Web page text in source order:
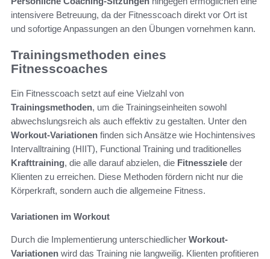
intensivere Betreuung, da der Fitnesscoach direkt vor Ort ist
und sofortige Anpassungen an den Übungen vornehmen kann.
Trainingsmethoden eines
Fitnesscoaches
Ein Fitnesscoach setzt auf eine Vielzahl von
Trainingsmethoden, um die Trainingseinheiten sowohl
abwechslungsreich als auch effektiv zu gestalten. Unter den
Workout-Variationen finden sich Ansätze wie Hochintensives
Intervalltraining (HIIT), Functional Training und traditionelles
Krafttraining, die alle darauf abzielen, die Fitnessziele der
Klienten zu erreichen. Diese Methoden fördern nicht nur die
Körperkraft, sondern auch die allgemeine Fitness.
Variationen im Workout
Durch die Implementierung unterschiedlicher Workout-
Variationen wird das Training nie langweilig. Klienten profitieren